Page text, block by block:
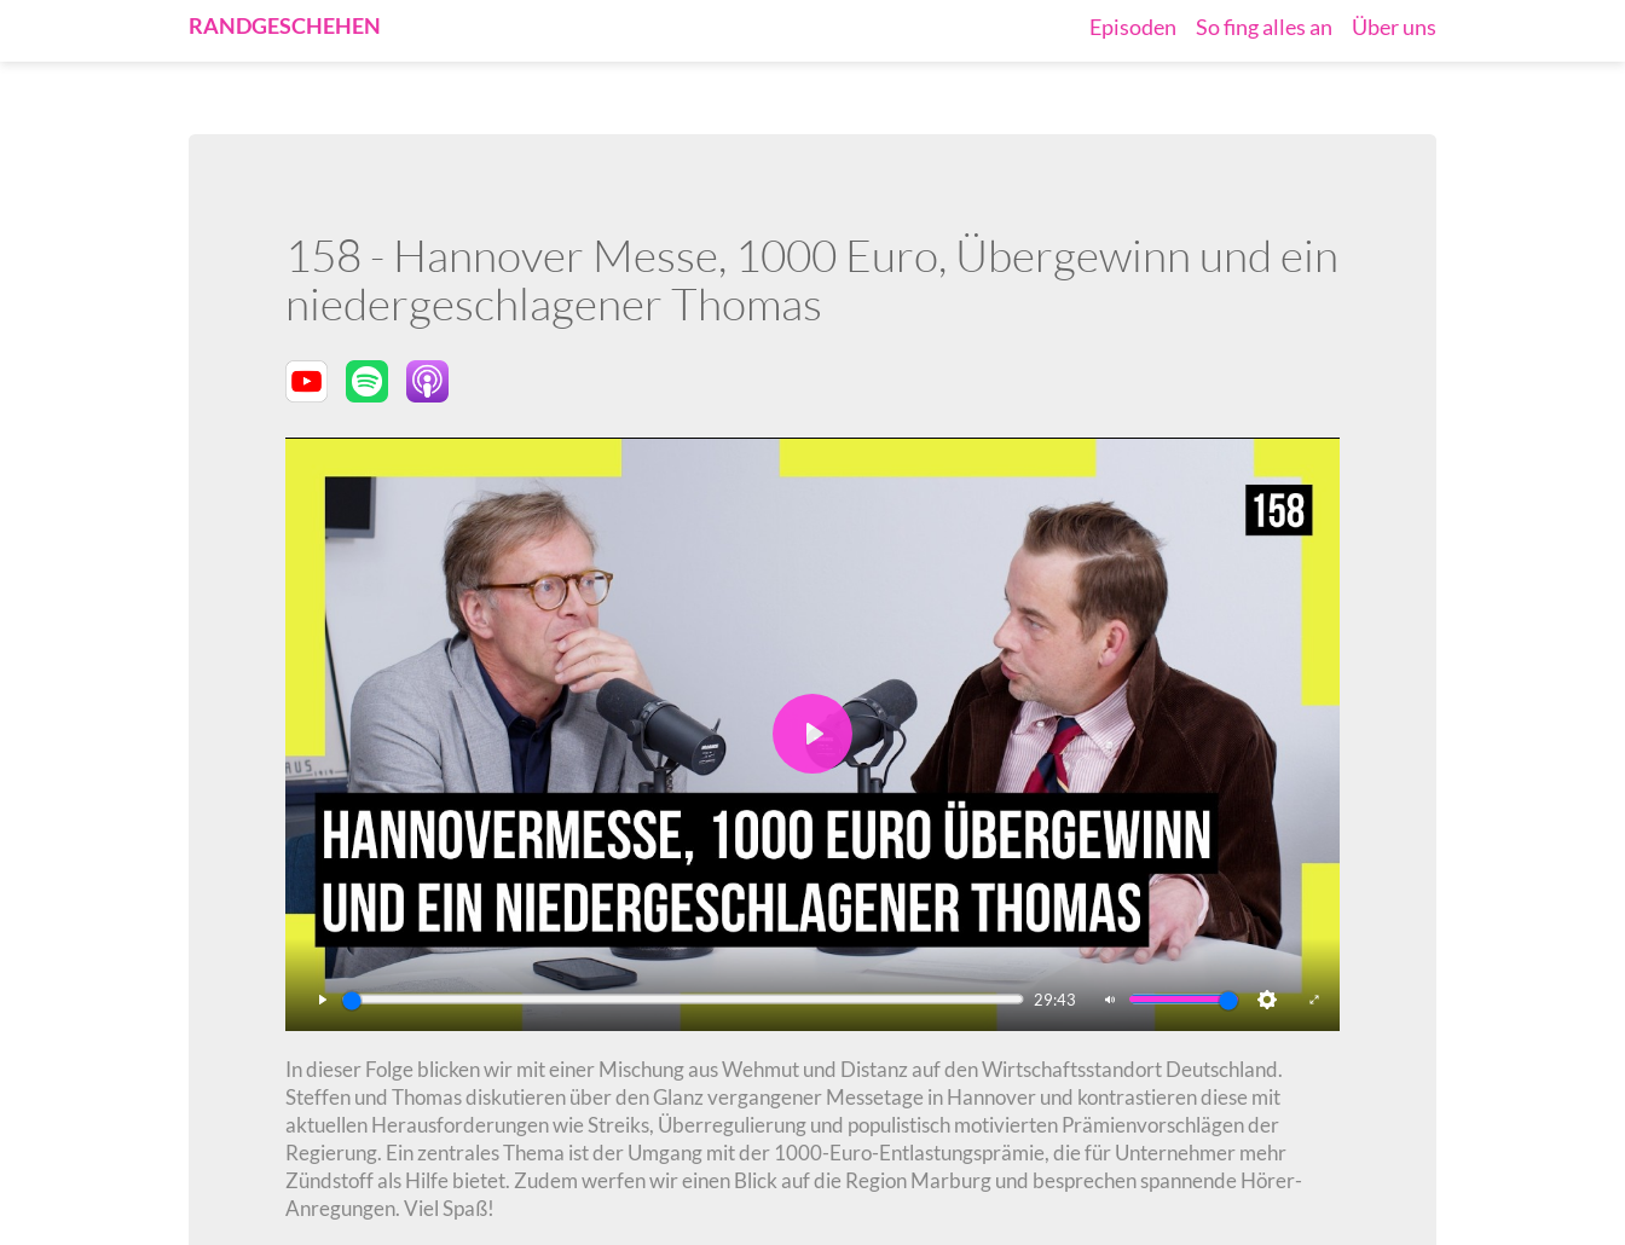
RANDGESCHEHEN Episoden So fing alles an Über uns
158 - Hannover Messe, 1000 Euro, Übergewinn und ein
niedergeschlagener Thomas
Play
29:43
Mute Settings
Enter
Play
In dieser Folge blicken wir mit einer Mischung aus Wehmut und Distanz auf den Wirtschaftsstandort Deutschland.
Steffen und Thomas diskutieren über den Glanz vergangener Messetage in Hannover und kontrastieren diese mit
aktuellen Herausforderungen wie Streiks, Überregulierung und populistisch motivierten Prämienvorschlägen der
Regierung. Ein zentrales Thema ist der Umgang mit der 1000-Euro-Entlastungsprämie, die für Unternehmer mehr
Zündstoff als Hilfe bietet. Zudem werfen wir einen Blick auf die Region Marburg und besprechen spannende Hörer-
Anregungen. Viel Spaß!